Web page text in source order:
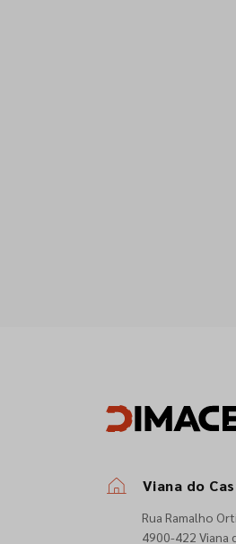
Viana do
Rua Ramalho
4900-422 Viana